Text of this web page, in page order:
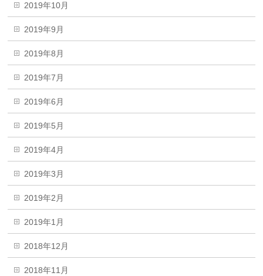
2019年10月
2019年9月
2019年8月
2019年7月
2019年6月
2019年5月
2019年4月
2019年3月
2019年2月
2019年1月
2018年12月
2018年11月